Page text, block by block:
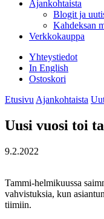
Ajankohtaista
Blogit ja
Kahdeksan
Verkkokauppa
Yhteystiedot
In English
Ostoskori
Etusivu Ajankohtaista
Uusi vuosi toi
9.2.2022
Tammi-helmikuussa
vahvistuksia, kun
tiimiin.